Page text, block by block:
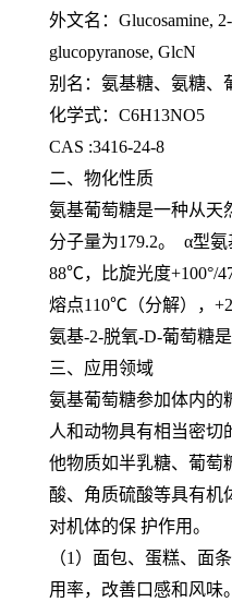
外文名：Glucosamine,
glucopyranose, GlcN
别名：氨基糖、氨糖、
化学式：C6H13NO5
CAS :3416-24-8
二、物化性质
氨基葡萄糖是一种从天
分子量为179.2。 α型
88℃，比旋光度+100°/
熔点110℃（分解），
氨基-2-脱氧-D-葡萄糖
三、应用领域
氨基葡萄糖参加体内的
人和动物具有相当密切
他物质如半乳糖、葡萄
酸、角质硫酸等具有机
对机体的保 护作用。
（1）面包、蛋糕、面
用率，改善口感和风味。